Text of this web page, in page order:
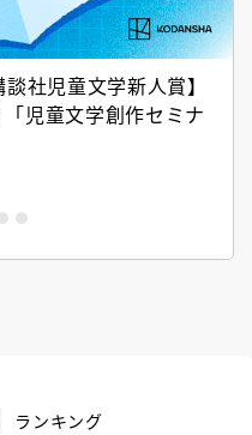
社児童文学新人賞】
児童文学創作セミナ
ランキング